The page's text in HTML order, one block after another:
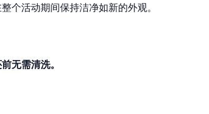
个活动期间保持洁净如新的外观。
无需清洗。